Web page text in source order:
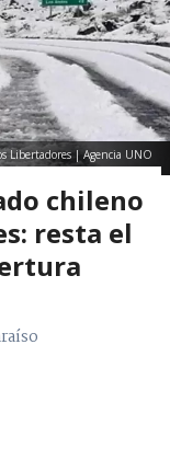
Libertadores | Agencia UNO
chileno
resta el